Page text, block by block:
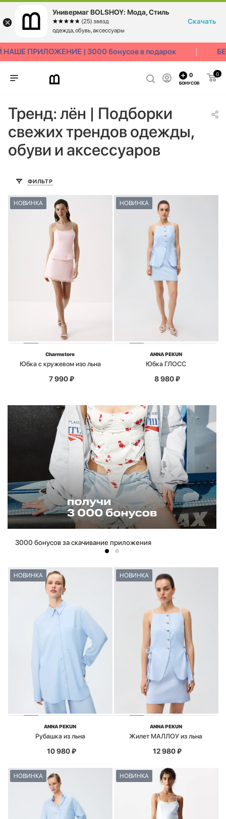
ПРИЛОЖЕНИЕ | 3000 бонусов в подарок
0
0
БОНУСОВ
Тренд: лён | Подборки
свежих трендов одежды,
обуви и аксессуаров
ФИЛЬТР
НОВИНКА
Charmstore
Юбка с кружевом изо льна
7 990₽
НОВИНКА
ANNA PEKUN
Юбка ГЛОСС
8 980₽
3000 бонусов за скачивание приложения
НОВИНКА
ANNA PEKUN
Рубашка из льна
10 980₽
НОВИНКА
ANNA PEKUN
Жилет МАЛЛОУ из льна
12 980₽
НОВИНКА НОВИНКА
Универмаг BOLSHOY: Мода, Стиль
☆☆☆☆☆
★★★★★ (25) звезд
одежда, обувь, аксессуары
Скачать